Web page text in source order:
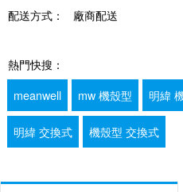
配送方式： 廠商配送
熱門快搜：
meanwell
mw 機殼型 明緯
明緯 交換式 機殼型 交換式